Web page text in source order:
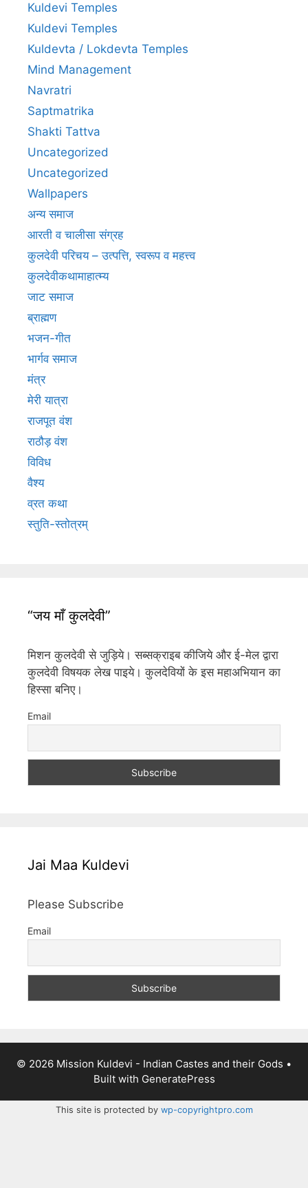
Kuldevi Temples
Kuldevi Temples
Kuldevta / Lokdevta Temples
Mind Management
Navratri
Saptmatrika
Shakti Tattva
Uncategorized
Uncategorized
Wallpapers
अन्य समाज
आरती व चालीसा संग्रह
कुलदेवी परिचय – उत्पत्ति, स्वरूप व महत्त्व
कुलदेवीकथामाहात्म्य
जाट समाज
ब्राह्मण
भजन-गीत
भार्गव समाज
मंत्र
मेरी यात्रा
राजपूत वंश
राठौड़ वंश
विविध
वैश्य
व्रत कथा
स्तुति-स्तोत्रम्
“जय माँ कुलदेवी”
मिशन कुलदेवी से जुड़िये। सब्सक्राइब कीजिये और ई-मेल द्वारा
कुलदेवी विषयक लेख पाइये। कुलदेवियों के इस महाअभियान का
हिस्सा बनिए।
Email
Jai Maa Kuldevi
Please Subscribe
Email
© 2026 Mission Kuldevi - Indian Castes and their Gods •
Built with GeneratePress
This site is protected by wp-copyrightpro.com